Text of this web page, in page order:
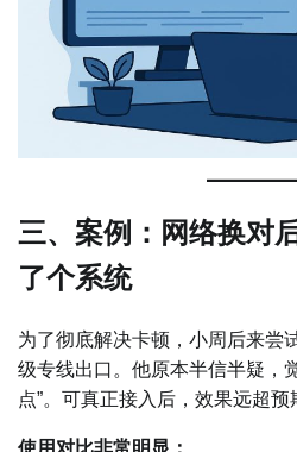
三、案例：网络换对
了个系统
为了彻底解决卡顿，小周后来尝
级专线出口。他原本半信半疑，
点”。可真正接入后，效果远超预
使用对比非常明显：